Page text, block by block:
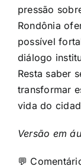
pressão
Rondônia
possível
diálogo
Resta saber
transformar
vida do
Versão em
💬